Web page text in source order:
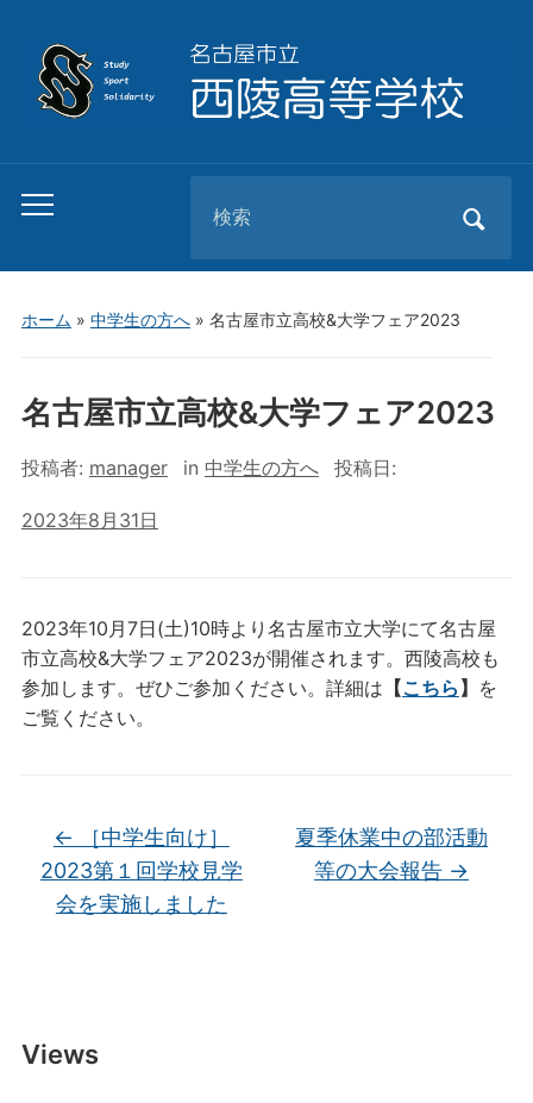
Toggle
menu
for:
ホーム » 中学生の方へ» 名古屋市立高校&大学フェア2023
名古屋市立高校&大学フェア2023
投稿者: manager in 中学生の方へ 投稿日:
2023年8月31日
2023年10月7日(土)10時より名古屋市立大学にて名古屋
市立高校&大学フェア2023が開催されます。西陵高校も
参加します。ぜひご参加ください。詳細は 【こちら 】
を
ご覧ください。
← ［中学生向け］
2023第１回学校見学
会を実施しました
夏季休業中の部活動
等の大会報告 →
Views